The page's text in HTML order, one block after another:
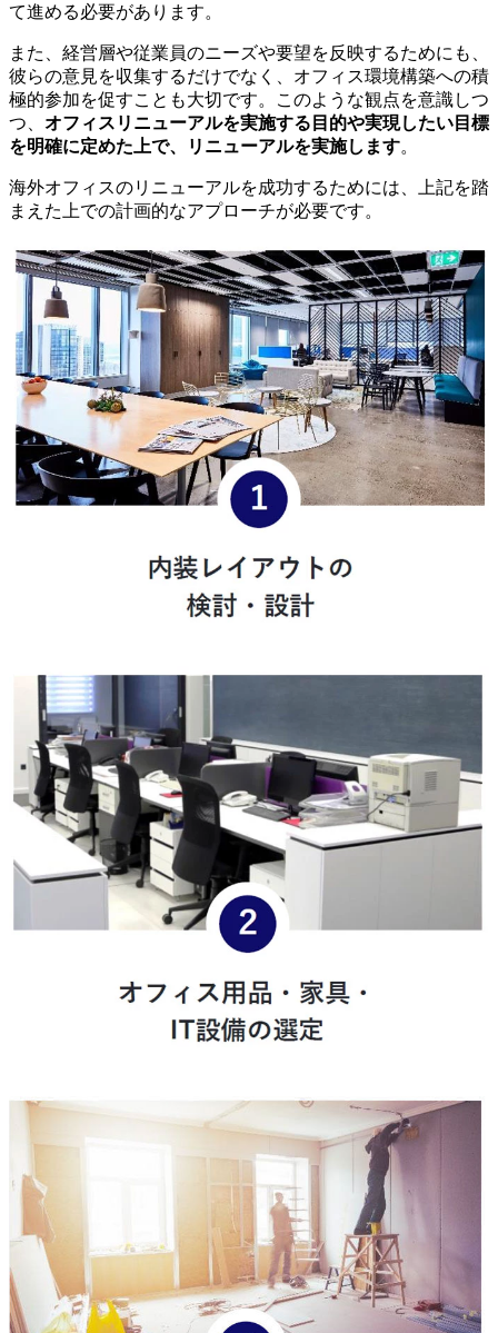
て進める必要があります。
また、経営層や従業員のニーズや要望を反映するためにも、
彼らの意見を収集するだけでなく、オフィス環境構築への積
極的参加を促すことも大切です。このような観点を意識しつ
つ、 オフィスリニューアルを実施する目的や実現したい目標
を明確に定めた上で、リニューアルを実施します。
海外オフィスのリニューアルを成功するためには、上記を踏
まえた上での計画的なアプローチが必要です。